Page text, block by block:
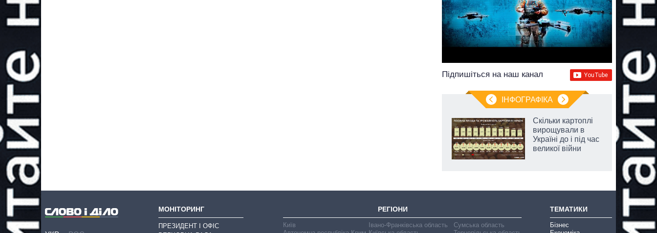
Підпишіться на наш канал
ІНФОГРАФІКА
Скільки картоплі
вирощували в
Україні до і під час
великої війни
МОНІТОРИНГ
ПРЕЗИДЕНТ І ОФІС
РЕГІОНИ
Київ
Івано-Франківська область
Сумська область
ТЕМАТИКИ
Бізнес